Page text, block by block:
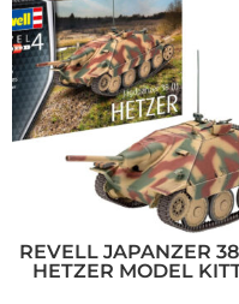
REVELL JAPANZER
HETZER MODEL